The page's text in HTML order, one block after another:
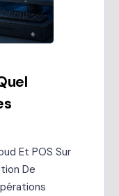
Et POS Sur
De